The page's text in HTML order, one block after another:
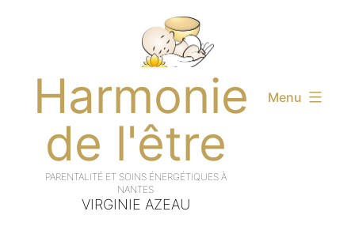
Harmonie
de l'être
VIRGINIE AZEAU
Menu